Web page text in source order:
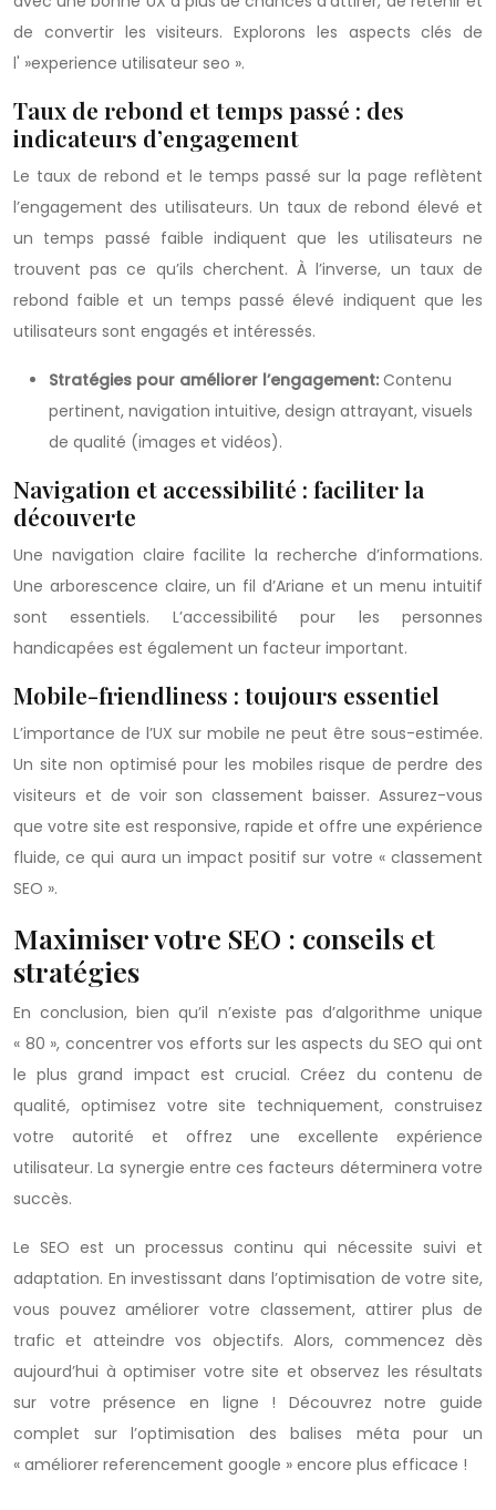
de convertir les visiteurs. Explorons les aspects clés de
l' »experience utilisateur seo ».
Taux de rebond et temps passé : des
indicateurs d’engagement
Le taux de rebond et le temps passé sur la page reflètent
l’engagement des utilisateurs. Un taux de rebond élevé et
un temps passé faible indiquent que les utilisateurs ne
trouvent pas ce qu’ils cherchent. À l’inverse, un taux de
rebond faible et un temps passé élevé indiquent que les
utilisateurs sont engagés et intéressés.
Stratégies pour améliorer l’engagement: Contenu
pertinent, navigation intuitive, design attrayant, visuels
de qualité (images et vidéos).
Navigation et accessibilité : faciliter la
découverte
Une navigation claire facilite la recherche d’informations.
Une arborescence claire, un fil d’Ariane et un menu intuitif
sont essentiels. L’accessibilité pour les personnes
handicapées est également un facteur important.
Mobile-friendliness : toujours essentiel
L’importance de l’UX sur mobile ne peut être sous-estimée.
Un site non optimisé pour les mobiles risque de perdre des
visiteurs et de voir son classement baisser. Assurez-vous
que votre site est responsive, rapide et offre une expérience
fluide, ce qui aura un impact positif sur votre « classement
SEO ».
Maximiser votre SEO : conseils et
stratégies
En conclusion, bien qu’il n’existe pas d’algorithme unique
« 80 », concentrer vos efforts sur les aspects du SEO qui ont
le plus grand impact est crucial. Créez du contenu de
qualité, optimisez votre site techniquement, construisez
votre autorité et offrez une excellente expérience
utilisateur. La synergie entre ces facteurs déterminera votre
succès.
Le SEO est un processus continu qui nécessite suivi et
adaptation. En investissant dans l’optimisation de votre site,
vous pouvez améliorer votre classement, attirer plus de
trafic et atteindre vos objectifs. Alors, commencez dès
aujourd’hui à optimiser votre site et observez les résultats
sur votre présence en ligne ! Découvrez notre guide
complet sur l’optimisation des balises méta pour un
« améliorer referencement google » encore plus efficace !